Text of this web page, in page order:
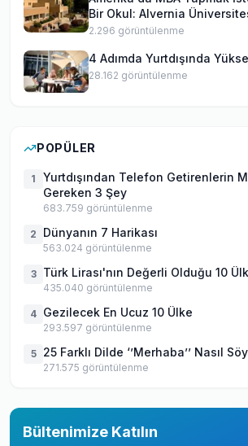
Bir Okul: Alvernia
2.296 görüntülenme
4 Adımda Yurtdışında
28.162 görüntülenme
POPÜLER
1
Yurtdışından Telefon Getirenlerin
Gereken 3 Şey
683.759 görüntülenme
2 Dünyanın 7 Harikası
563.024 görüntülenme
3 Türk Lirası'nın Değerli Olduğu 10
435.040 görüntülenme
4 Gezilecek En Ucuz 10 Ülke
293.597 görüntülenme
5 25 Farklı Dilde ‘’Merhaba’’ Nasıl
271.575 görüntülenme
Bültenimize Katılın